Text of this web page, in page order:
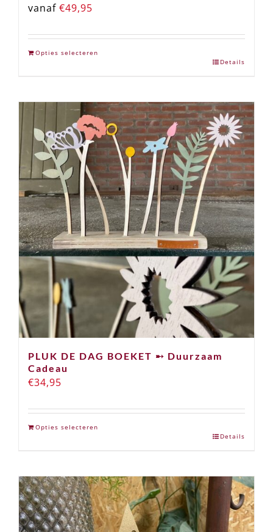
vanaf €49,95
Opties selecteren
Details
PLUK DE DAG BOEKET ➸ Duurzaam
Cadeau
€34,95
Opties selecteren
Details